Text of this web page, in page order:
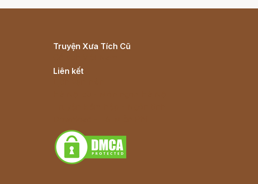
Truyện Xưa Tích Cũ
Liên kết